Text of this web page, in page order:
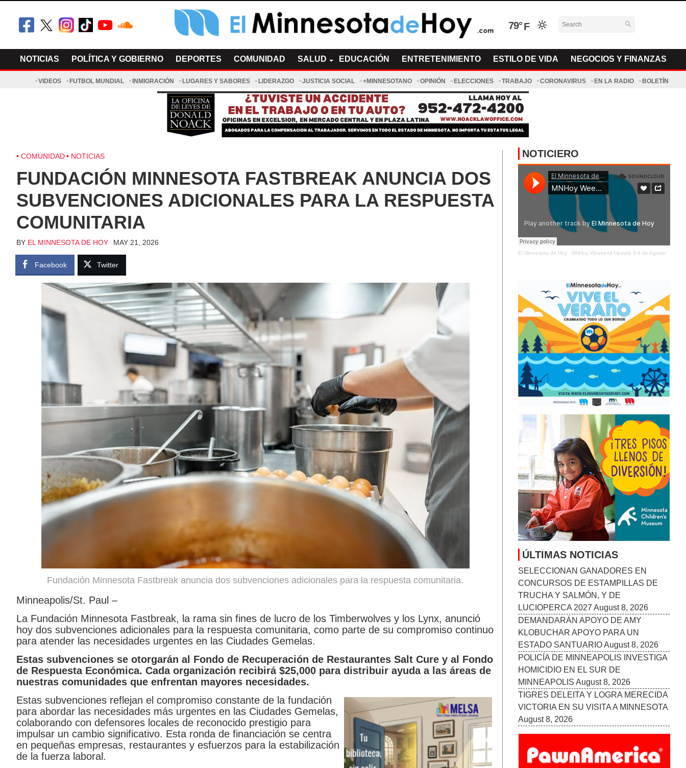
79°
NOTICIAS POLÍTICA Y GOBIERNO DEPORTES COMUNIDAD SALUD EDUCACIÓN ENTRETENIMIENTO ESTILO DE VIDA NEGOCIOS Y FINANZAS
VIDEOS FUTBOL MUNDIAL INMIGRACIÓN LUGARES Y SABORES LIDERAZGO JUSTICIA SOCIAL +MINNESOTANO OPINIÓN ELECCIONES TRABAJO CORONAVIRUS EN LA RADIO BOLETÍN
COMUNIDAD NOTICIAS
FUNDACIÓN MINNESOTA FASTBREAK ANUNCIA DOS
SUBVENCIONES ADICIONALES PARA LA RESPUESTA
COMUNITARIA
BY EL MINNESOTA DE HOY MAY 21, 2026
Facebook Twitter
Fundación Minnesota Fastbreak anuncia dos subvenciones adicionales para la respuesta comunitaria.
Minneapolis/St. Paul –
La Fundación Minnesota Fastbreak, la rama sin fines de lucro de los Timberwolves y los Lynx, anunció
hoy dos subvenciones adicionales para la respuesta comunitaria, como parte de su compromiso continuo
para atender las necesidades urgentes en las Ciudades Gemelas.
Estas subvenciones se otorgarán al Fondo de Recuperación de Restaurantes Salt Cure y al Fondo
de Respuesta Económica. Cada organización recibirá $25,000 para distribuir ayuda a las áreas de
nuestras comunidades que enfrentan mayores necesidades.
Estas subvenciones reflejan el compromiso constante de la fundación
para abordar las necesidades más urgentes en las Ciudades Gemelas,
colaborando con defensores locales de reconocido prestigio para
impulsar un cambio significativo. Esta ronda de financiación se centra
en pequeñas empresas, restaurantes y esfuerzos para la estabilización
de la fuerza laboral.
NOTICIERO
El Minnesota de Hoy· MNHoy Weekend Update 8-9 de Agosto
ÚLTIMAS NOTICIAS
SELECCIONAN GANADORES EN
CONCURSOS DE ESTAMPILLAS DE
TRUCHA Y SALMÓN, Y DE
LUCIOPERCA 2027 August 8, 2026
DEMANDARÁN APOYO DE AMY
KLOBUCHAR APOYO PARA UN
ESTADO SANTUARIO August 8, 2026
POLICÍA DE MINNEAPOLIS INVESTIGA
HOMICIDIO EN EL SUR DE
MINNEAPOLIS August 8, 2026
TIGRES DELEITA Y LOGRA MERECIDA
VICTORIA EN SU VISITA A MINNESOTA
August 8, 2026